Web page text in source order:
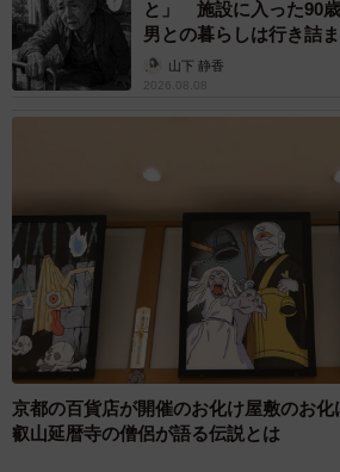
と」 施設に入った90
男との暮らしは行き詰
から】山下 静香
2026.08.08
京都の百貨店が開催のお化け屋敷のお
叡山延暦寺の僧侶が語る伝説とは